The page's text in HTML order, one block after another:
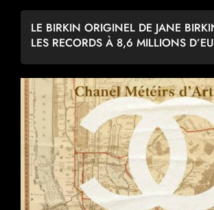
LE BIRKIN ORIGINEL DE JANE
LES RECORDS À 8,6 MILLIONS